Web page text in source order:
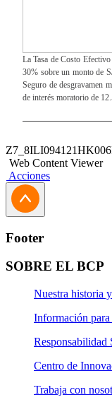
La Tasa de Costo
30% sobre un monto de
Seguro de desgravamen
de interés moratorio de
Web Content Viewer
Acciones
Footer
SOBRE EL BCP
Nuestra historia
Información
Responsabilidad
Centro de
Trabaja con